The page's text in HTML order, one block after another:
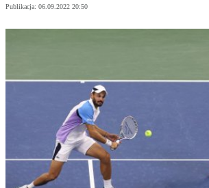
Publikacja: 06.09.2022 20:50